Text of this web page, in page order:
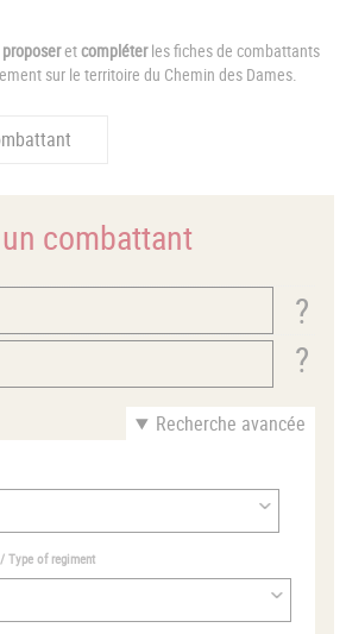
proposeretcompléterles fiches de combattants
sur le territoire du Chemin des Dames.
un combattant
Recherche avancée
/ Type of regiment